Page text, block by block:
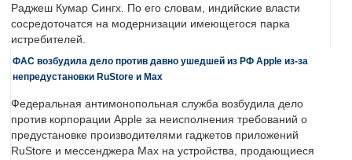
Раджеш Кумар Сингх. По его словам, индийские власти
сосредоточатся на модернизации имеющегося парка
истребителей.
ФАС возбудила дело против давно ушедшей из РФ Apple из-за
непредустановки RuStore и Max
Федеральная антимонопольная служба возбудила дело
против корпорации Apple за неисполнения требований о
предустановке производителями гаджетов приложений
RuStore и мессенджера Max на устройства, продающиеся